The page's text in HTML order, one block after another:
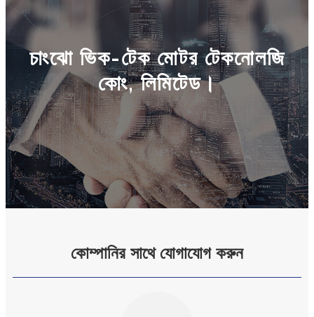
চাংঝো ভিক-টেক মোটর টেকনোলজি
কোং, লিমিটেড।
কোম্পানির সাথে যোগাযোগ করুন